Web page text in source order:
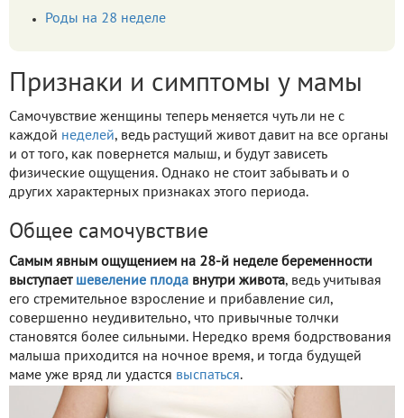
Роды на 28 неделе
Признаки и симптомы у мамы
Самочувствие женщины теперь меняется чуть ли не с
каждой неделей, ведь растущий живот давит на все органы
и от того, как повернется малыш, и будут зависеть
физические ощущения. Однако не стоит забывать и о
других характерных признаках этого периода.
Общее самочувствие
Самым явным ощущением на 28-й неделе беременности
выступает шевеление плода внутри живота, ведь учитывая
его стремительное взросление и прибавление сил,
совершенно неудивительно, что привычные толчки
становятся более сильными. Нередко время бодрствования
малыша приходится на ночное время, и тогда будущей
маме уже вряд ли удастся выспаться.